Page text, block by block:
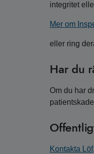
integritet
Mer om
eller ring
Har du
Om du har
Kontakta